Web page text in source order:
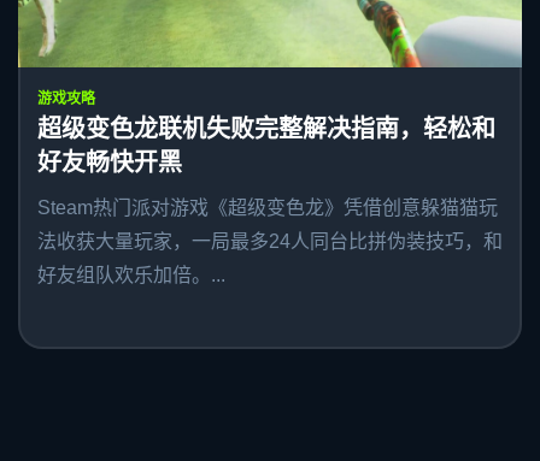
游戏攻略
超级变色龙联机失败完整解决指南，轻松和
好友畅快开黑
Steam热门派对游戏《超级变色龙》凭借创意躲猫猫玩
法收获大量玩家，一局最多24人同台比拼伪装技巧，和
好友组队欢乐加倍。...